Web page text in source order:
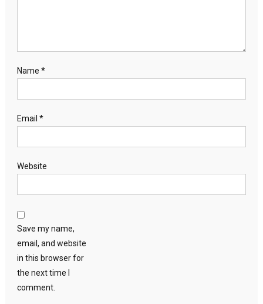
Name *
Email *
Website
Save my name,
email, and website
in this browser for
the next time I
comment.